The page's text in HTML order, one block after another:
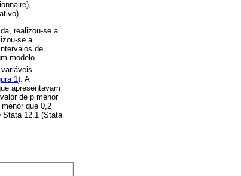
realizou-se a
se a
de
modelo
1). A
apresentavam
de p menor
que 0,2
Stata 12.1 (Stata